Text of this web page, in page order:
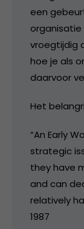
een
organisatie
vroegtijdig
hoe je als
daarvoor
Het
“An Early
strategic
they have
and can
relatively
1987